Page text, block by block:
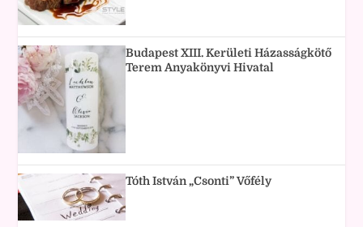
Budapest XIII. Kerületi Házasságkötő
Terem Anyakönyvi Hivatal
Tóth István „Csonti” Vőfély